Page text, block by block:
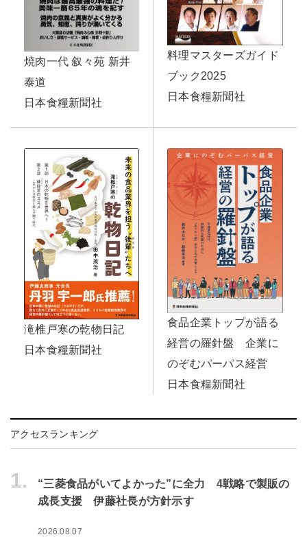
焼肉一代 叙々苑 新井
泰道
日本食糧新聞社
料理マスターズガイド
ブック2025
日本食糧新聞社
滝椎戸寒の乾物日記
日本食糧新聞社
食品企業トップが語る
経営の羅針盤 企業に
のぞむパーパス経営
日本食糧新聞社
アクセスランキング
1.
“三菱食品がいてよかった”に全力 4戦略で製販の
成長支援 伊藤社長が方針示す
2026.08.07